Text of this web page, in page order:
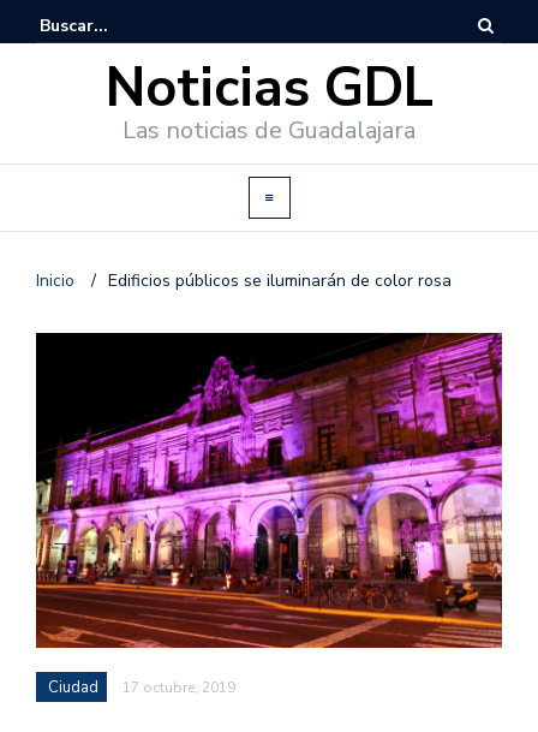
Noticias GDL
Las noticias de Guadalajara
Inicio / Edificios públicos se iluminarán de color rosa
Ciudad 17 octubre, 2019